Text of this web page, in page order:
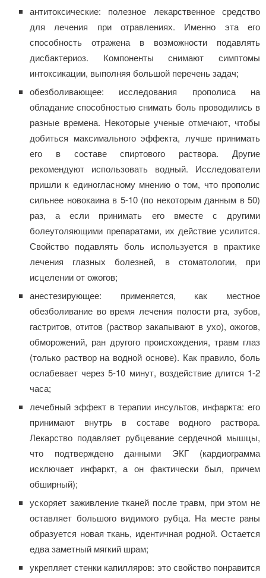
антитоксические: полезное лекарственное средство
для лечения при отравлениях. Именно эта его
способность отражена в возможности подавлять
дисбактериоз. Компоненты снимают симптомы
интоксикации, выполняя большой перечень задач;
обезболивающее: исследования прополиса на
обладание способностью снимать боль проводились в
разные времена. Некоторые ученые отмечают, чтобы
добиться максимального эффекта, лучше принимать
его в составе спиртового раствора. Другие
рекомендуют использовать водный. Исследователи
пришли к единогласному мнению о том, что прополис
сильнее новокаина в 5-10 (по некоторым данным в 50)
раз, а если принимать его вместе с другими
болеутоляющими препаратами, их действие усилится.
Свойство подавлять боль используется в практике
лечения глазных болезней, в стоматологии, при
исцелении от ожогов;
анестезирующее: применяется, как местное
обезболивание во время лечения полости рта, зубов,
гастритов, отитов (раствор закапывают в ухо), ожогов,
обморожений, ран другого происхождения, травм глаз
(только раствор на водной основе). Как правило, боль
ослабевает через 5-10 минут, воздействие длится 1-2
часа;
лечебный эффект в терапии инсультов, инфаркта: его
принимают внутрь в составе водного раствора.
Лекарство подавляет рубцевание сердечной мышцы,
что подтверждено данными ЭКГ (кардиограмма
исключает инфаркт, а он фактически был, причем
обширный);
ускоряет заживление тканей после травм, при этом не
оставляет большого видимого рубца. На месте раны
образуется новая ткань, идентичная родной. Остается
едва заметный мягкий шрам;
укрепляет стенки капилляров: это свойство понравится